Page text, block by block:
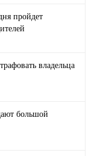
пройдет
владельца
большой